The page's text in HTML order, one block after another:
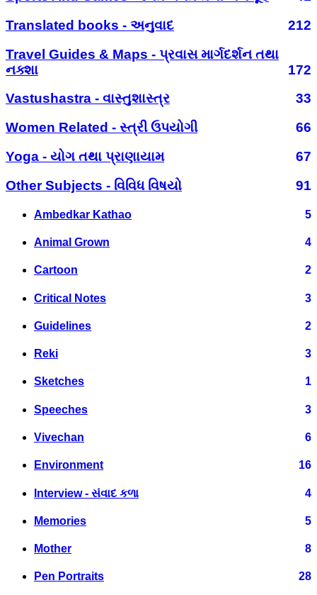
Translated books - અનુવાદ
212
Travel Guides & Maps - પ્રવાસ માર્ગદર્શન તથા
નક્શા
172
Vastushastra - વાસ્તુશાસ્ત્ર
33
Women Related - સ્ત્રી ઉપયોગી
66
Yoga - યોગ તથા પ્રાણાયામ
67
Other Subjects - વિવિધ વિષયો
91
Ambedkar Kathao 5
Animal Grown 4
Cartoon 2
Critical Notes 3
Guidelines 2
Reki 3
Sketches 1
Speeches 3
Vivechan 6
Environment 16
Interview - સંવાદ કળા 4
Memories 5
Mother 8
Pen Portraits 28